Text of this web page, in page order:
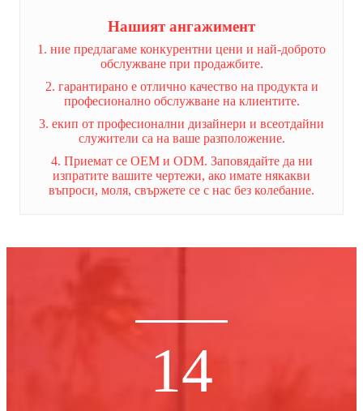
Нашият ангажимент
1. ние предлагаме конкурентни цени и най-доброто
обслужване при продажбите.
2. гарантирано е отлично качество на продукта и
професионално обслужване на клиентите.
3. екип от професионални дизайнери и всеотдайни
служители са на ваше разположение.
4. Приемат се OEM и ODM. Заповядайте да ни
изпратите вашите чертежи, ако имате някакви
въпроси, моля, свържете се с нас без колебание.
14